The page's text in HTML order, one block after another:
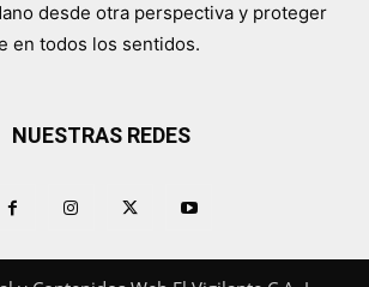
desde otra perspectiva y proteger
en todos los sentidos.
NUESTRAS REDES